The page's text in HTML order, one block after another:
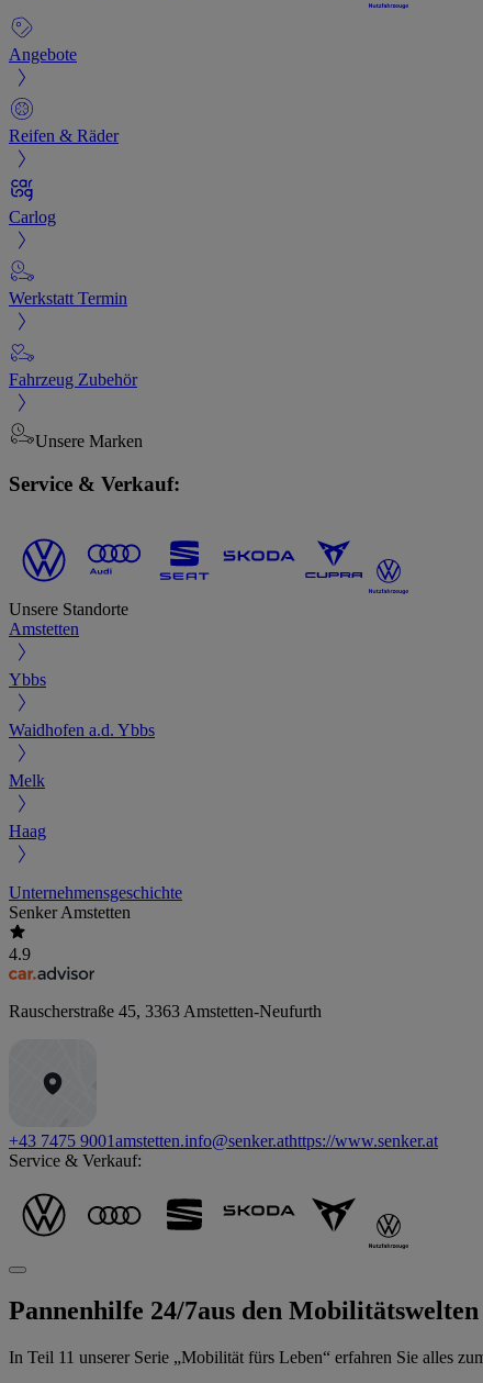
Angebote
Reifen & Räder
Carlog
Werkstatt Termin
Fahrzeug Zubehör
Unsere Marken
Service & Verkauf:
Unsere Standorte
Amstetten
Ybbs
Waidhofen a.d. Ybbs
Melk
Haag
Unternehmensgeschichte
Senker Amstetten
4.9
Rauscherstraße 45, 3363 Amstetten-Neufurth
+43 7475 9001amstetten.info@senker.athttps://www.senker.at
Service & Verkauf:
Pannenhilfe 24/7aus den Mobilitätswelten
In Teil 11 unserer Serie „Mobilität fürs Leben“ erfahren Sie alles